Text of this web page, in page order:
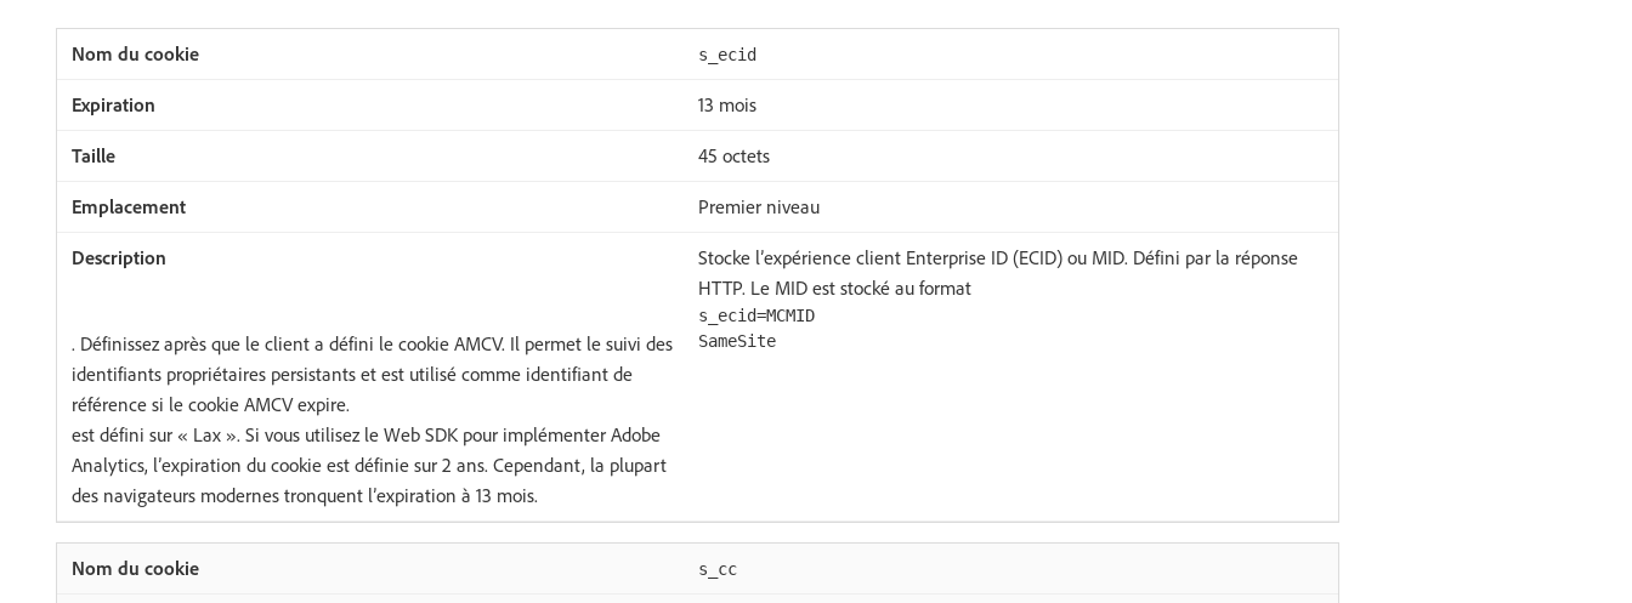
s_ecid
13 mois
45 octets
Premier niveau
Stocke l’expérience client Enterprise ID (ECID) ou MID. Défini par la réponse
HTTP. Le MID est stocké au format
s_ecid=MCMID
. Définissez après que le client a défini le cookie AMCV. Il permet le suivi des
identifiants propriétaires persistants et est utilisé comme identifiant de
référence si le cookie AMCV expire.
SameSite
est défini sur « Lax ». Si vous utilisez le Web SDK pour implémenter Adobe
Analytics, l’expiration du cookie est définie sur 2 ans. Cependant, la plupart
des navigateurs modernes tronquent l’expiration à 13 mois.
s_cc